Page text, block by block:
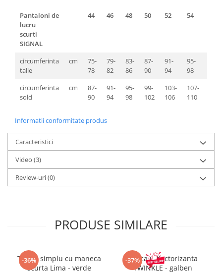
Veste de lucru
Pantaloni de
lucru
scurti
SIGNAL
44 46 48 50 52 54
circumferinta
talie
cm
75-
78
79-
82
83-
86
87-
90
91-
94
95-
98
circumferinta
sold
cm
87-
90
91-
94
95-
98
99-
102
103-
106
107-
110
Informatii conformitate produs
Caracteristici
Video (3)
Review-uri(0)
PRODUSE SIMILARE
-36%
Tricou simplu cu maneca
scurta Lima - verde
-37%
Sapca reflectorizanta
TWINKLE - galben